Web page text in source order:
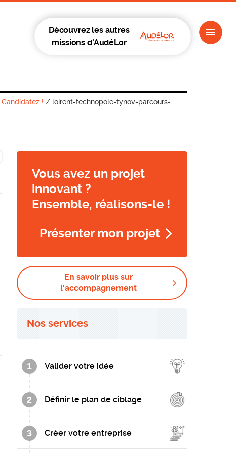
Découvrez les autres
missions d'AudéLor
! / loirent-technopole-tynov-parcours-
Vous avez un projet
innovant ?
Ensemble, réalisons-le !
Présenter mon projet
En savoir plus sur
l'accompagnement
Nos services
1 Valider votre idée
2 Définir le plan de ciblage
3 Créer votre entreprise